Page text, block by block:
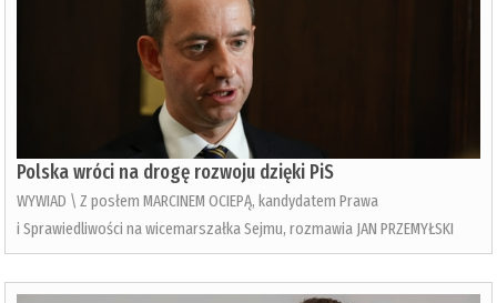
Polska wróci na drogę rozwoju dzięki PiS
WYWIAD \ Z posłem MARCINEM OCIEPĄ, kandydatem Prawa
i Sprawiedliwości na wicemarszałka Sejmu, rozmawia JAN PRZEMYŁSKI